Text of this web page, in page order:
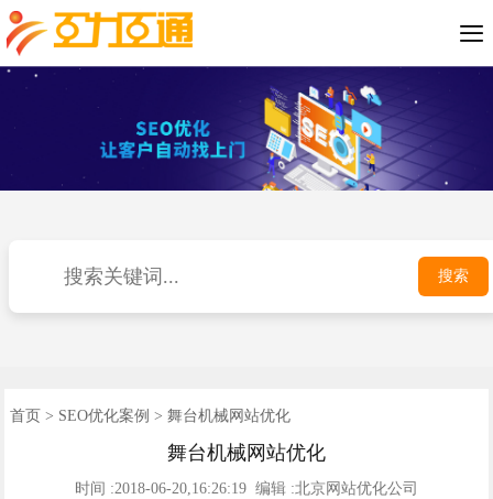

公司介绍
网站优化
短视频推广
小程序开发
网站建设
SEO优化案例
400电话
优化动态
联系我们
搜索
首页 > SEO优化案例 > 舞台机械网站优化
舞台机械网站优化
时间 :2018-06-20,16:26:19 编辑 :北京网站优化公司